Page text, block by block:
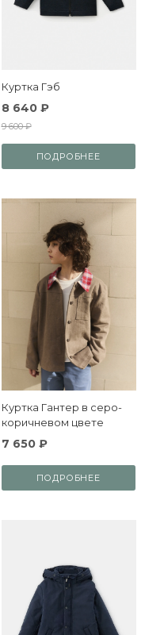
Куртка Гэб
8 640 ₽
9 600 ₽
ПОДРОБНЕЕ
Куртка Гантер в серо-
коричневом цвете
7 650 ₽
ПОДРОБНЕЕ